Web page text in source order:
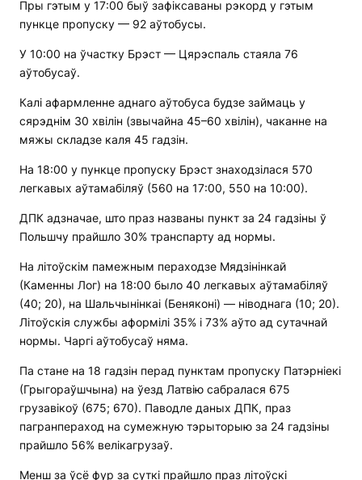
Пры гэтым у 17:00 быў зафіксаваны рэкорд у гэтым
пункце пропуску — 92 аўтобусы.
У 10:00 на ўчастку Брэст — Цярэспаль стаяла 76
аўтобусаў.
Калі афармленне аднаго аўтобуса будзе займаць у
сярэднім 30 хвілін (звычайна 45–60 хвілін), чаканне на
мяжы складзе каля 45 гадзін.
На 18:00 у пункце пропуску Брэст знаходзілася 570
легкавых аўтамабіляў (560 на 17:00, 550 на 10:00).
ДПК адзначае, што праз названы пункт за 24 гадзіны ў
Польшчу прайшло 30% транспарту ад нормы.
На літоўскім памежным пераходзе Мядзінінкай
(Каменны Лог) на 18:00 было 40 легкавых аўтамабіляў
(40; 20), на Шальчынінкаі (Беняконі) — ніводнага (10; 20).
Літоўскія службы аформілі 35% і 73% аўто ад сутачнай
нормы. Чаргі аўтобусаў няма.
Па стане на 18 гадзін перад пунктам пропуску Патэрніекі
(Грыгораўшчына) на ўезд Латвію сабралася 675
грузавікоў (675; 670). Паводле даных ДПК, праз
пагранпераход на сумежную тэрыторыю за 24 гадзіны
прайшло 56% велікагрузаў.
Менш за ўсё фур за суткі прайшло праз літоўскі